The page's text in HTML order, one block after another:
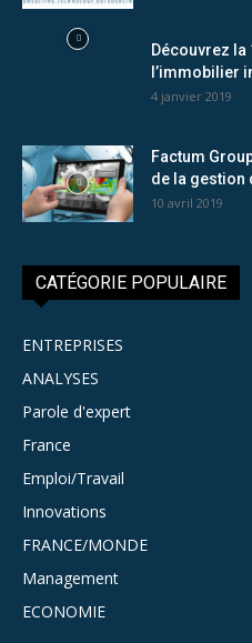
Découvrez
l’immobilier
4 janvier 2019
Factum
de la gestion
10 avril 2019
CATÉGORIE POPULAIRE
ENTREPRISES
ANALYSES
Parole d'expert
France
Emploi/Travail
Innovations
FRANCE/MONDE
Management
ECONOMIE